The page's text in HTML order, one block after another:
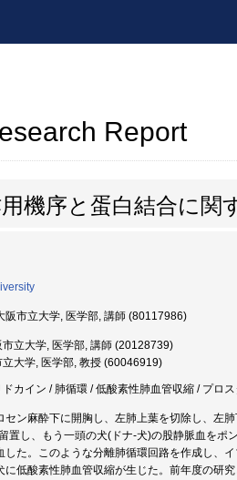
Report
機序と蛋白結合に関
阪市立大学, 医学部, 講師 (80117986)
市立大学, 医学部, 講師 (20128739)
立大学, 医学部, 教授 (60046919)
ドカイン / 肺循環 / 低酸素性肺血管収縮 / プロ
セン麻酔下に開胸し、左肺上葉を切除し、左
置し、もう一頭の犬(ドナ-犬)の股静脈血をポ
した。このような分離肺循環回路を作成し、
に低酸素性肺血管収縮が生じた。前年度の研